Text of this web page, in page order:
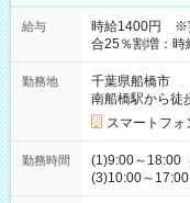
給与
時給1400円 ※
合25％割増：時
勤務地
千葉県船橋市
南船橋駅から徒
スマートフ
勤務時間
(1)9:00～18:00
(3)10:00～